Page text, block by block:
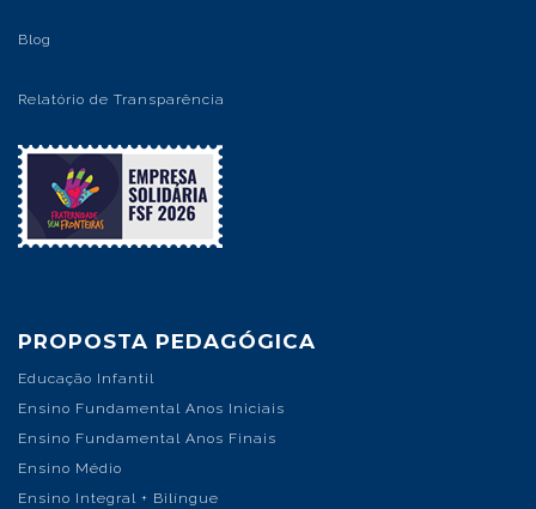
Blog
Relatório de Transparência
PROPOSTA PEDAGÓGICA
Educação Infantil
Ensino Fundamental Anos Iniciais
Ensino Fundamental Anos Finais
Ensino Médio
Ensino Integral + Bilíngue